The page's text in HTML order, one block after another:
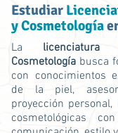
Estudiar
y Cosmetología
La
Cosmetología busca
con conocimientos
de la piel,
proyección
cosmetológicas